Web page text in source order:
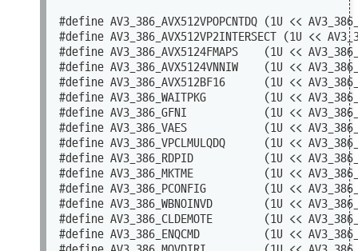
#define AV3_386_AVX512VPOPCNTDQ (1U <<
#define AV3_386_AVX512VP2INTERSECT (1U <<
#define AV3_386_AVX5124FMAPS    (1U <<
#define AV3_386_AVX5124VNNIW    (1U <<
#define AV3_386_AVX512BF16      (1U <<
#define AV3_386_WAITPKG         (1U <<
#define AV3_386_GFNI            (1U <<
#define AV3_386_VAES            (1U <<
#define AV3_386_VPCLMULQDQ      (1U <<
#define AV3_386_RDPID           (1U <<
#define AV3_386_MKTME           (1U <<
#define AV3_386_PCONFIG         (1U <<
#define AV3_386_WBNOINVD        (1U <<
#define AV3_386_CLDEMOTE        (1U <<
#define AV3_386_ENQCMD          (1U <<